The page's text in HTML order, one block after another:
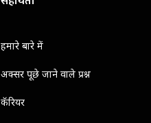
हमारे बारे में
अक्सर पूछे जाने वाले प्रश्न
कॅरियर